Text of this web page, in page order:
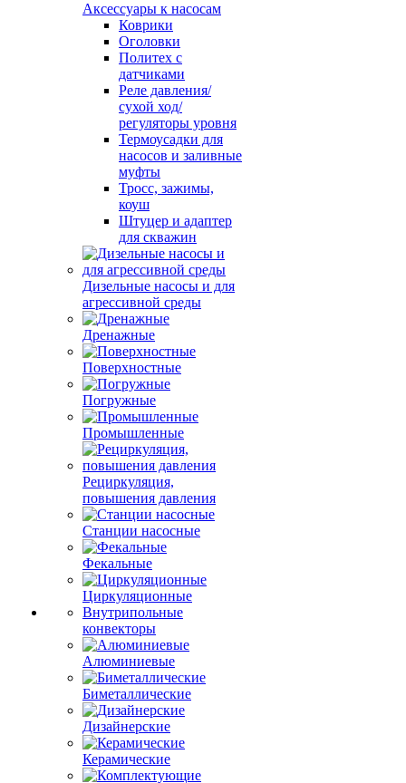
Аксессуары к насосам
Коврики
Оголовки
Политех с
датчиками
Реле давления/
сухой ход/
регуляторы уровня
Термоусадки для
насосов и заливные
муфты
Тросс, зажимы,
коуш
Штуцер и адаптер
для скважин
Дизельные насосы и для
агрессивной среды
Дренажные
Поверхностные
Погружные
Промышленные
Рециркуляция,
повышения давления
Станции насосные
Фекальные
Циркуляционные
Внутрипольные
конвекторы
Алюминиевые
Биметаллические
Дизайнерские
Керамические